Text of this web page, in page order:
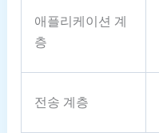
애플리케이션 계
층
전송 계층